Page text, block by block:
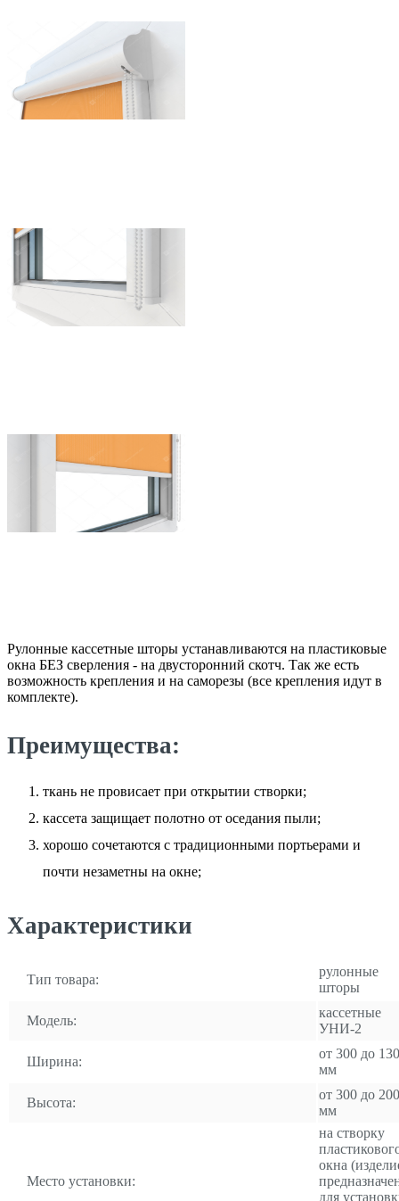
Рулонные кассетные шторы устанавливаются на пластиковые
окна БЕЗ сверления - на двусторонний скотч. Так же есть
возможность крепления и на саморезы (все крепления идут в
комплекте).
Преимущества:
ткань не провисает при открытии створки;
кассета защищает полотно от оседания пыли;
хорошо сочетаются с традиционными портьерами и
почти незаметны на окне;
Характеристики
Тип товара:
рулонные
шторы
Модель:
кассетные
УНИ-2
Ширина:
от 300 до
мм
Высота:
от 300 до
мм
Место установки:
на створку
окна
для